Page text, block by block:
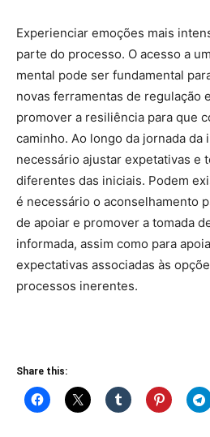
Experienciar emoções mais
parte do processo. O acesso a
mental pode ser fundamental
novas ferramentas de regulação
promover a resiliência para que
caminho. Ao longo da jornada
necessário ajustar expetativas e
diferentes das iniciais. Podem
é necessário o aconselhamento
de apoiar e promover a tomada
informada, assim como para
expectativas associadas às
processos inerentes.
Share this: